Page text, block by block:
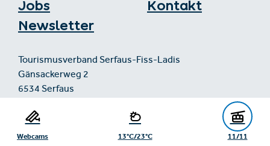
Webcams 13°C/23°C 11/11
Jobs
Newsletter
Kontakt
Tourismusverband Serfaus-Fiss-Ladis
Gänsackerweg 2
6534 Serfaus
info@serfaus-fiss-ladis.at